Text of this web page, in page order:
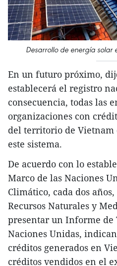
Desarrollo de energía solar
En un futuro próximo,
establecerá el registro
consecuencia, todas las
organizaciones con
del territorio de Vietnam
este sistema.
De acuerdo con lo
Marco de las Naciones
Climático, cada dos
Recursos Naturales y
presentar un Informe de
Naciones Unidas,
créditos generados en
créditos vendidos en el